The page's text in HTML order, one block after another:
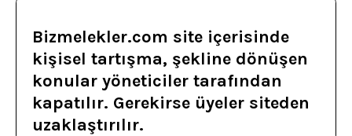
Bizmelekler.com site içerisinde
kişisel tartışma, şekline dönüşen
konular yöneticiler tarafından
kapatılır. Gerekirse üyeler siteden
uzaklaştırılır.